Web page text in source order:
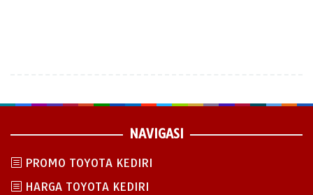
NAVIGASI
PROMO TOYOTA KEDIRI
HARGA TOYOTA KEDIRI